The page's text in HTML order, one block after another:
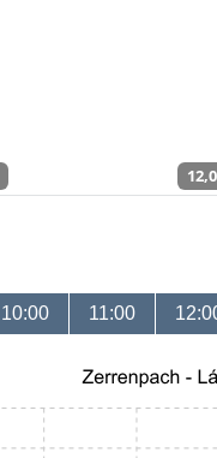
10:00 11:00